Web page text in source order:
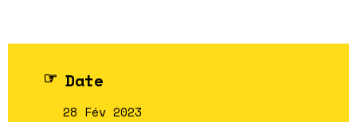
Date
28 Fév 2023